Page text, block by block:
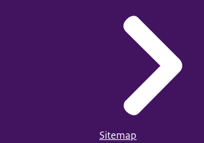
Sitemap